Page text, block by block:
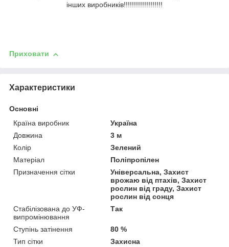
інших виробників!!!!!!!!!!!!!!!!!!!
Приховати
Характеристики
Основні
Країна виробник
Україна
Довжина
3 м
Колір
Зелений
Матеріал
Поліпропілен
Призначення сітки
Універсальна, Захист
врожаю від птахів, Захист
рослин від граду, Захист
рослин від сонця
Стабілізована до УФ-
випромінювання
Так
Ступінь затінення
80 %
Тип сітки
Захисна